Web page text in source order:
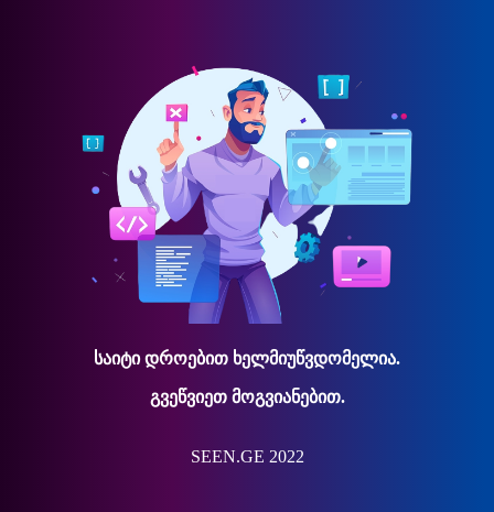
საიტი დროებით ხელმიუწვდომელია.
გვეწვიეთ მოგვიანებით.
SEEN.GE 2022